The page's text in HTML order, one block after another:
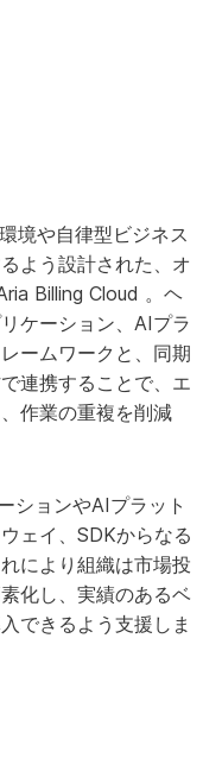
境や自律型ビジネス
よう設計された、オ
Billing Cloud 。ヘ
ケーション、AIプラ
ームワークと、同期
連携することで、エ
作業の重複を削減
ションやAIプラット
ェイ、SDKからなる
により組織は市場投
化し、実績のあるベ
できるよう支援しま